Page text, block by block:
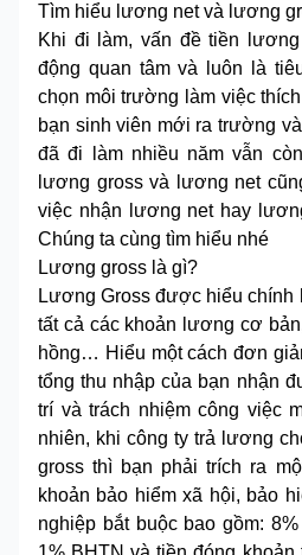
Tìm hiểu lương net và lương
Khi đi làm, vấn đề tiền
động quan tâm và luôn là
chọn môi trường làm việc
bạn sinh viên mới ra trường
đã đi làm nhiều năm vẫn
lương gross và lương net
việc nhận lương net hay
Chúng ta cùng tìm hiểu nhé
Lương gross là gì?
Lương Gross được hiểu
tất cả các khoản lương cơ
hồng… Hiểu một cách đơn
tổng thu nhập của bạn nhận
trí và trách nhiệm công việc
nhiên, khi công ty trả lương
gross thì bạn phải trích ra
khoản bảo hiểm xã hội, bảo
nghiệp bắt buộc bao gồm: